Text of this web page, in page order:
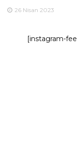
26 Nisan 2023
[instagram-